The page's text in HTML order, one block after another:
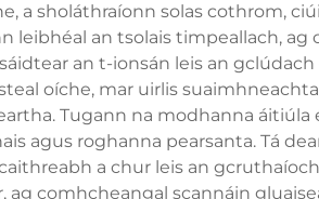
a sholáthraíonn solas cothrom,
an tsolais timpeallach, ag
an t-ionsán leis an
oíche, mar uirlis
Tugann na modhanna
agus roghanna pearsanta. Tá
a chur leis an
comhcheangal scannáin